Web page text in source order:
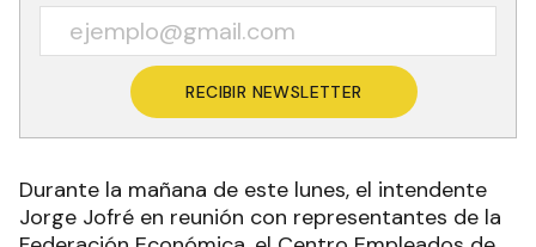
RECIBIR NEWSLETTER
Durante la mañana de este lunes, el intendente
Jorge Jofré en reunión con representantes de la